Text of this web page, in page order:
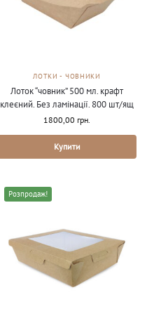
ЛОТКИ - ЧОВНИКИ
Лоток “човник” 500 мл. крафт
клеєний. Без ламінації. 800 шт/ящ
1800,00 грн.
Купити
Розпродаж!